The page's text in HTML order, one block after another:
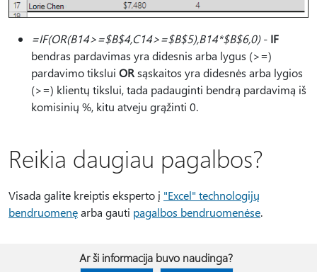
=IF(OR(B14>=$B$4,C14>=$B$5),B14*$B$6,0)- IF
bendras pardavimas yra didesnis arba lygus (>=)
pardavimo tikslui ORsąskaitos yra didesnės arba lygios
(>=) klientų tikslui, tada padauginti bendrą pardavimą iš
komisinių %, kitu atveju grąžinti 0.
Reikia daugiau pagalbos?
Visada galite kreiptis eksperto į "Excel" technologijų
bendruomenęarba gauti pagalbos bendruomenėse.
Ar ši informacija buvo naudinga?